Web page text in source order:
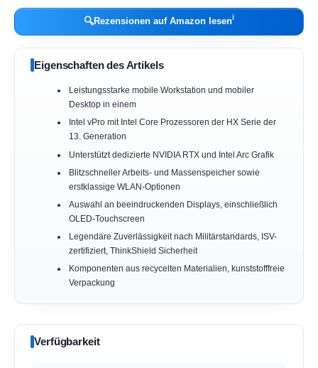
🔍Rezensionen auf Amazon lesenℹ︎
Eigenschaften des Artikels
Leistungsstarke mobile Workstation und mobiler
Desktop in einem
Intel vPro mit Intel Core Prozessoren der HX Serie der
13. Generation
Unterstützt dedizierte NVIDIA RTX und Intel Arc Grafik
Blitzschneller Arbeits- und Massenspeicher sowie
erstklassige WLAN-Optionen
Auswahl an beeindruckenden Displays, einschließlich
OLED-Touchscreen
Legendäre Zuverlässigkeit nach Militärstandards, ISV-
zertifiziert, ThinkShield Sicherheit
Komponenten aus recycelten Materialien, kunststofffreie
Verpackung
Verfügbarkeit